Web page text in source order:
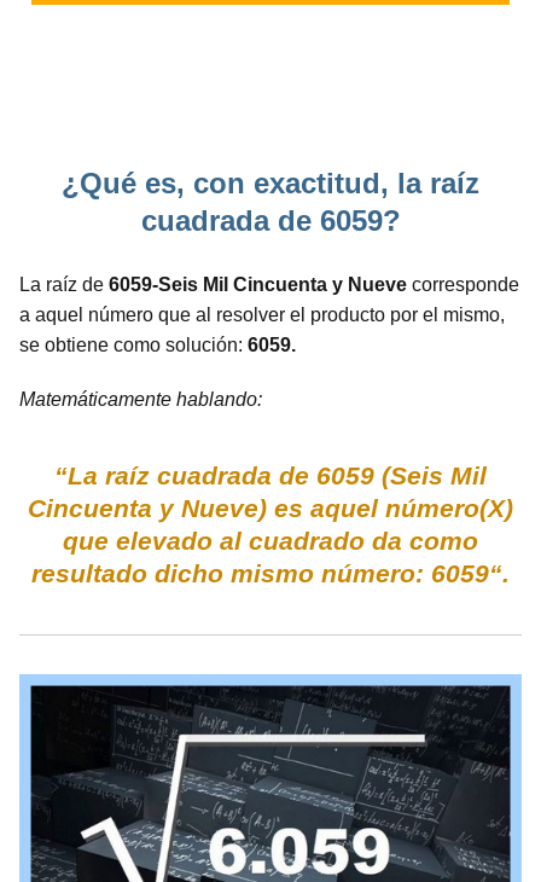
¿Qué es, con exactitud, la raíz
cuadrada de 6059?
La raíz de 6059-Seis Mil Cincuenta y Nueve corresponde
a aquel número que al resolver el producto por el mismo,
se obtiene como solución: 6059.
Matemáticamente hablando:
“La raíz cuadrada de 6059 (Seis Mil
Cincuenta y Nueve) es aquel número(X)
que elevado al cuadrado da como
resultado dicho mismo número: 6059“.